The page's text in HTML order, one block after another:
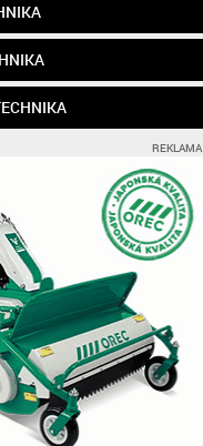
REKLAMA